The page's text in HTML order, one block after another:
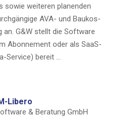
sowie wei­te­ren pla­nen­den
AVA- und Bau­kos­
G&W stellt die Soft­ware
Abon­ne­ment oder als SaaS-
Ser­­vice) bereit …
Libero
& Bera­tung GmbH